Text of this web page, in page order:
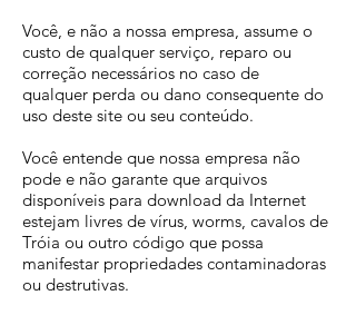
Você, e não a nossa empresa, assume o
custo de qualquer serviço, reparo ou
correção necessários no caso de
qualquer perda ou dano consequente do
uso deste site ou seu conteúdo.
Você entende que nossa empresa não
pode e não garante que arquivos
disponíveis para download da Internet
estejam livres de vírus, worms, cavalos de
Tróia ou outro código que possa
manifestar propriedades contaminadoras
ou destrutivas.